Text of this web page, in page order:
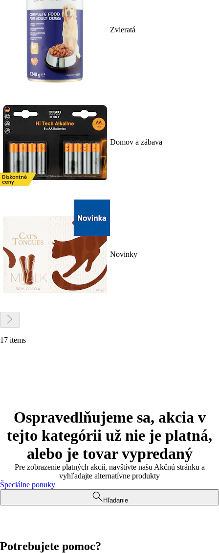
Zvieratá
Domov a zábava
Novinky
17 items
Ospravedlňujeme sa, akcia v
tejto kategórii už nie je platná,
alebo je tovar vypredaný
Pre zobrazenie platných akcií, navštívte našu Akčnú stránku a
vyhľadajte alternatívne produkty
Špeciálne ponuky
Hľadanie
Potrebujete pomoc?